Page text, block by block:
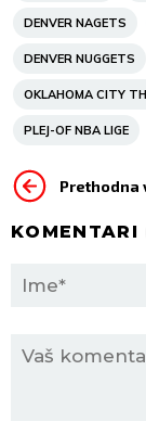
DENVER NAGETS
DENVER NUGGETS
OKLAHOMA CITY
PLEJ-OF NBA LIGE
Prethodna
KOMENTARI